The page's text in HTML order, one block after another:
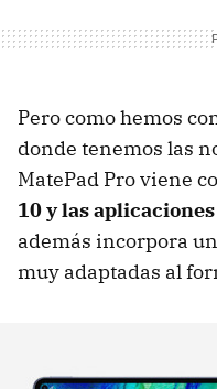
Pero como hemos
donde tenemos las
MatePad Pro viene
10 y las
además incorpora
muy adaptadas al